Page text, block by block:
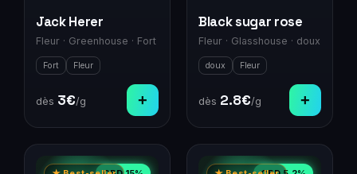
Jack Herer
Fleur · Greenhouse · Fort
Fort Fleur
dès 3€/g +
Black sugar rose
Fleur · Glasshouse · doux
doux Fleur
dès 2.8€/g +